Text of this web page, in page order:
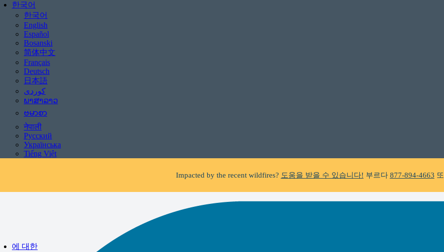
한국어
한국어
English
Español
Bosanski
简体中文
Français
Deutsch
日本語
ພາສາລາວ
ဗမာစာ
नेपाली
Русский
Українська
Tiếng Việt
Facing foreclosure?도움을 받을 수 있습니다!부르다877-894-4663또는
Be aware of scams: WHRC does not make unsolicited phone calls and will never ask clients
If you receive a suspicious call claiming to be from WHRC, please contact us directly
에 대한